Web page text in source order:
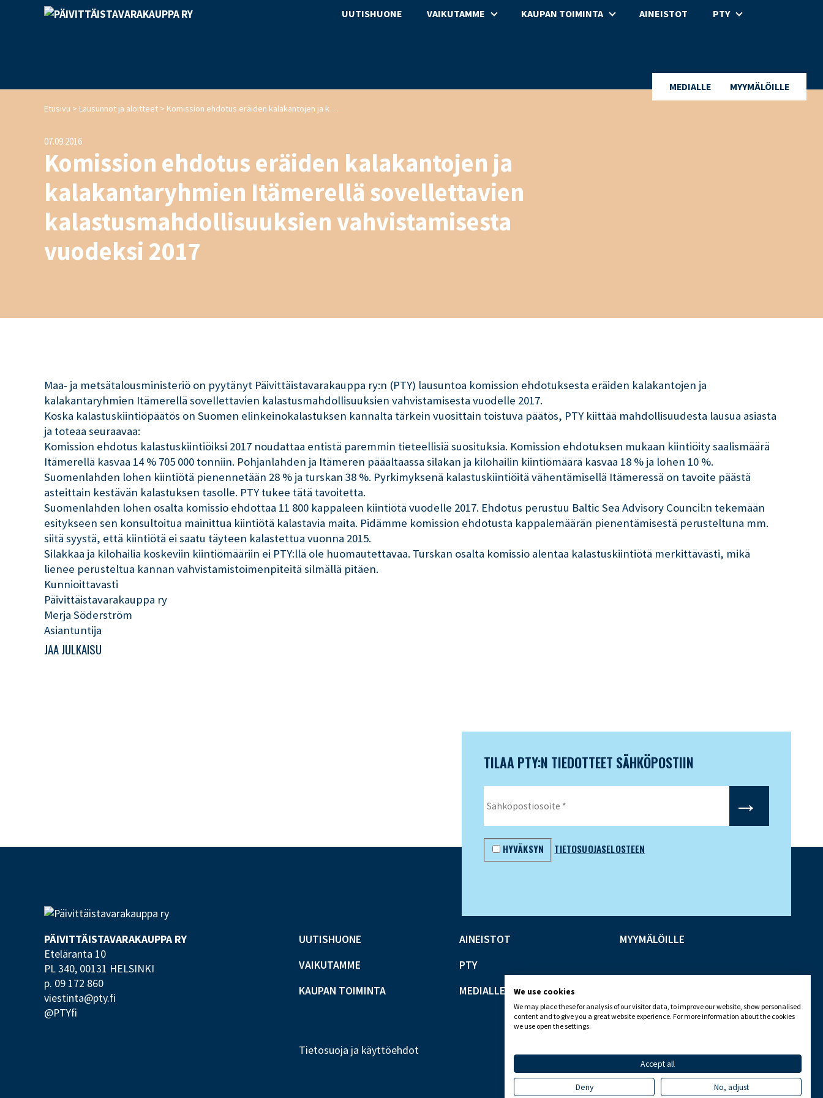
UUTISHUONE VAIKUTAMME KAUPAN TOIMINTA AINEISTOT PTY
MEDIALLE MYYMÄLÖILLE
Etusivu > Lausunnot ja aloitteet > Komission ehdotus eräiden kalakantojen ja kalakantaryhmien Itämerellä sovellettavien kalastusmahdollisuuksien vahvistamisesta vuodeksi 2017
07.09.2016
Komission ehdotus eräiden kalakantojen ja
kalakantaryhmien Itämerellä sovellettavien
kalastusmahdollisuuksien vahvistamisesta
vuodeksi 2017
Maa- ja metsätalousministeriö on pyytänyt Päivittäistavarakauppa ry:n (PTY) lausuntoa komission ehdotuksesta eräiden kalakantojen ja
kalakantaryhmien Itämerellä sovellettavien kalastusmahdollisuuksien vahvistamisesta vuodelle 2017.
Koska kalastuskiintiöpäätös on Suomen elinkeinokalastuksen kannalta tärkein vuosittain toistuva päätös, PTY kiittää mahdollisuudesta lausua asiasta
ja toteaa seuraavaa:
Komission ehdotus kalastuskiintiöiksi 2017 noudattaa entistä paremmin tieteellisiä suosituksia. Komission ehdotuksen mukaan kiintiöity saalismäärä
Itämerellä kasvaa 14 % 705 000 tonniin. Pohjanlahden ja Itämeren pääaltaassa silakan ja kilohailin kiintiömäärä kasvaa 18 % ja lohen 10 %.
Suomenlahden lohen kiintiötä pienennetään 28 % ja turskan 38 %. Pyrkimyksenä kalastuskiintiöitä vähentämisellä Itämeressä on tavoite päästä
asteittain kestävän kalastuksen tasolle. PTY tukee tätä tavoitetta.
Suomenlahden lohen osalta komissio ehdottaa 11 800 kappaleen kiintiötä vuodelle 2017. Ehdotus perustuu Baltic Sea Advisory Council:n tekemään
esitykseen sen konsultoitua mainittua kiintiötä kalastavia maita. Pidämme komission ehdotusta kappalemäärän pienentämisestä perusteltuna mm.
siitä syystä, että kiintiötä ei saatu täyteen kalastettua vuonna 2015.
Silakkaa ja kilohailia koskeviin kiintiömääriin ei PTY:llä ole huomautettavaa. Turskan osalta komissio alentaa kalastuskiintiötä merkittävästi, mikä
lienee perusteltua kannan vahvistamistoimenpiteitä silmällä pitäen.
Kunnioittavasti
Päivittäistavarakauppa ry
Merja Söderström
Asiantuntija
JAA JULKAISU
TILAA PTY:N TIEDOTTEET SÄHKÖPOSTIIN
HYVÄKSYN TIETOSUOJASELOSTEEN
PÄIVITTÄISTAVARA­KAUPPA RY
Eteläranta 10
PL 340, 00131 HELSINKI
p. 09 172 860
viestinta@pty.fi
@PTYfi
UUTISHUONE
VAIKUTAMME
KAUPAN TOIMINTA
AINEISTOT
PTY
MEDIALLE
MYYMÄLÖILLE
Tietosuoja ja käyttöehdot
We use cookies
We may place these for analysis of our visitor data, to improve our website, show personalised
content and to give you a great website experience. For more information about the cookies
we use open the settings.
Accept all
Deny No, adjust